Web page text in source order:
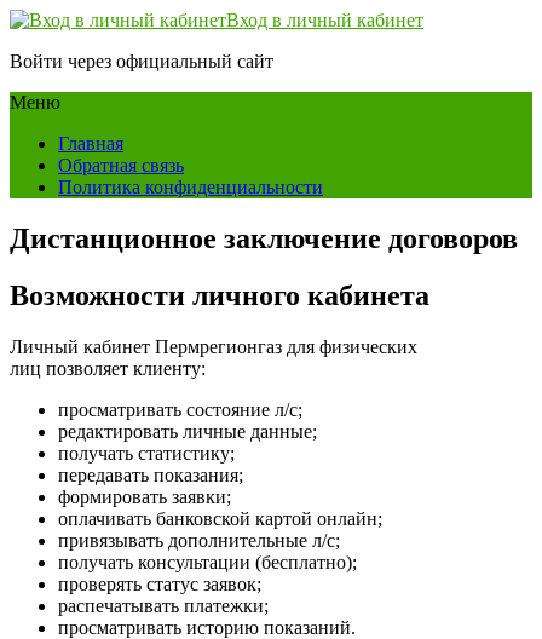
Вход в личный кабинет
Войти через официальный сайт
Меню
Главная
Обратная связь
Политика конфиденциальности
Дистанционное заключение договоров
Возможности личного кабинета
Личный кабинет Пермрегионгаз для физических
лиц позволяет клиенту:
просматривать состояние л/с;
редактировать личные данные;
получать статистику;
передавать показания;
формировать заявки;
оплачивать банковской картой онлайн;
привязывать дополнительные л/с;
получать консультации (бесплатно);
проверять статус заявок;
распечатывать платежки;
просматривать историю показаний.